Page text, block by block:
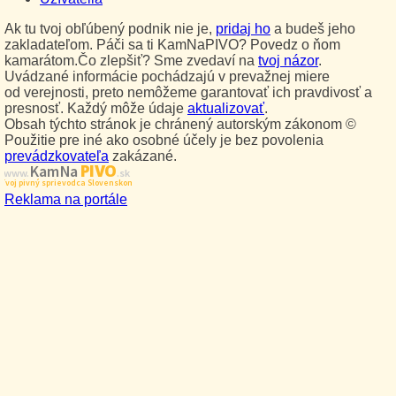
Ak tu tvoj obľúbený podnik nie je, pridaj ho a budeš jeho
zakladateľom. Páči sa ti KamNaPIVO? Povedz o ňom
kamarátom.Čo zlepšiť? Sme zvedaví na tvoj názor.
Uvádzané informácie pochádzajú v prevažnej miere
od verejnosti, preto nemôžeme garantovať ich pravdivosť a
presnosť. Každý môže údaje aktualizovať.
Obsah týchto stránok je chránený autorským zákonom ©
Použitie pre iné ako osobné účely je bez povolenia
prevádzkovateľa zakázané.
www.Kam Na PIVO.sk
Tvoj pivný sprievodca Slovenskom
Reklama na portále